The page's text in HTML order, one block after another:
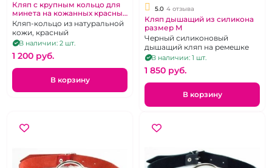
Кляп с крупным кольцо для
минета на кожанных красных
ремнях
Кляп-кольцо из натуральной
кожи, красный
В наличии: 2 шт.
1 200 pуб.
В корзину
5.0 4 отзыва
Кляп дышащий из силикона
размер M
Черный силиконовый
дышащий кляп на ремешке
В наличии: 1 шт.
1 850 pуб.
В корзину